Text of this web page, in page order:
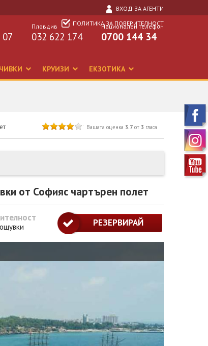
ВХОД ЗА АГЕНТИ
ПОЛИТИКА ЗА ПОВЕРИТЕЛНОСТ
Национален телефон
0700 144 34
Пловдив
032 622 174
07
КРУИЗИ ЕКЗОТИКА
Вашата оценка 3.7 от 3 гласа
от Софияс чартърен полет
РЕЗЕРВИРАЙ